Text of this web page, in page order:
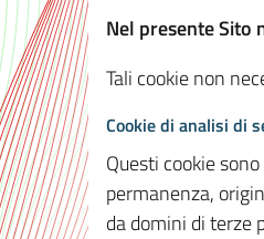
Nel presente Sito
Tali cookie non
Cookie di analisi di
Questi cookie
permanenza,
da domini di terze